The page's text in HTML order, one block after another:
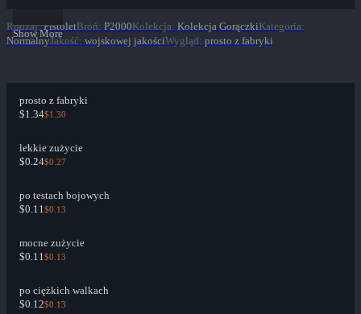
Show More
Rodzaj: PistoletBroń: P2000Kolekcja: Kolekcja GorączkiKategoria:
NormalnyJakość: wojskowej jakościWygląd: prosto z fabryki
prosto z fabryki
$1.34$1.30
lekkie zużycie
$0.24$0.27
po testach bojowych
$0.11$0.13
mocne zużycie
$0.11$0.13
po ciężkich walkach
$0.12$0.13